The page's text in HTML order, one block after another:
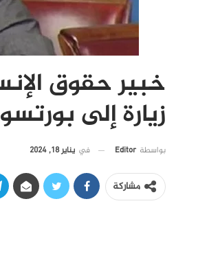
خبير حقوق
زيارة إلى
بواسطة Editor في يناير 18, 2024
مشاركة